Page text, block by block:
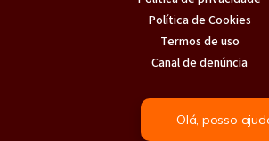
Política de Cookies
Termos de uso
Canal de denúncia